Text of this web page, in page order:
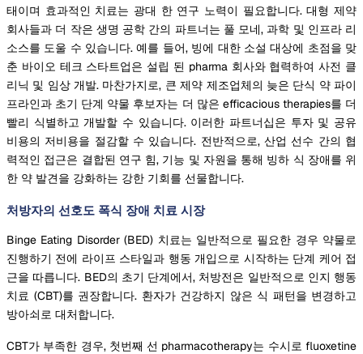
태이며 효과적인 치료는 광대 한 연구 노력이 필요합니다. 대형 제약
회사들과 더 작은 생명 공학 간의 파트너는 풀 모네, 과학 및 인프라 리
소스를 도울 수 있습니다. 예를 들어, 빙에 대한 소설 대상에 초점을 맞
춘 바이오 테크 스타트업은 설립 된 pharma 회사와 협력하여 사전 클
리닉 및 임상 개발. 마찬가지로, 큰 제약 제조업체의 늦은 단식 약 파이
프라인과 초기 단계 약물 후보자는 더 많은 efficacious therapies를 더
빨리 식별하고 개발할 수 있습니다. 이러한 파트너십은 투자 및 공유
비용의 저비용을 절감할 수 있습니다. 전반적으로, 산업 선수 간의 협
력적인 접근은 결합된 연구 힘, 기능 및 자원을 통해 빙하 식 장애를 위
한 약 발견을 강화하는 강한 기회를 선물합니다.
처방자의 선호도 폭식 장애 치료 시장
Binge Eating Disorder (BED) 치료는 일반적으로 필요한 경우 약물로
진행하기 전에 라이프 스타일과 행동 개입으로 시작하는 단계 케어 접
근을 따릅니다. BED의 초기 단계에서, 처방전은 일반적으로 인지 행동
치료 (CBT)를 권장합니다. 환자가 건강하지 않은 식 패턴을 변경하고
방아쇠로 대처합니다.
CBT가 부족한 경우, 첫번째 선 pharmacotherapy는 수시로 fluoxetine